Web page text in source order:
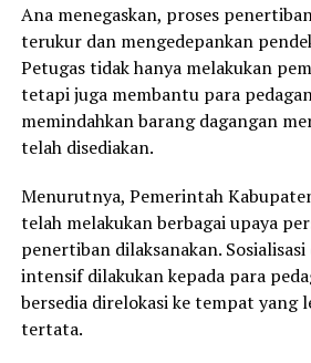
Ana menegaskan, proses
terukur dan mengedepankan
Petugas tidak hanya melakukan
tetapi juga membantu para
memindahkan barang dagangan
telah disediakan.
Menurutnya, Pemerintah
telah melakukan berbagai upaya
penertiban dilaksanakan. Sosialisasi
intensif dilakukan kepada para
bersedia direlokasi ke tempat yang
tertata.